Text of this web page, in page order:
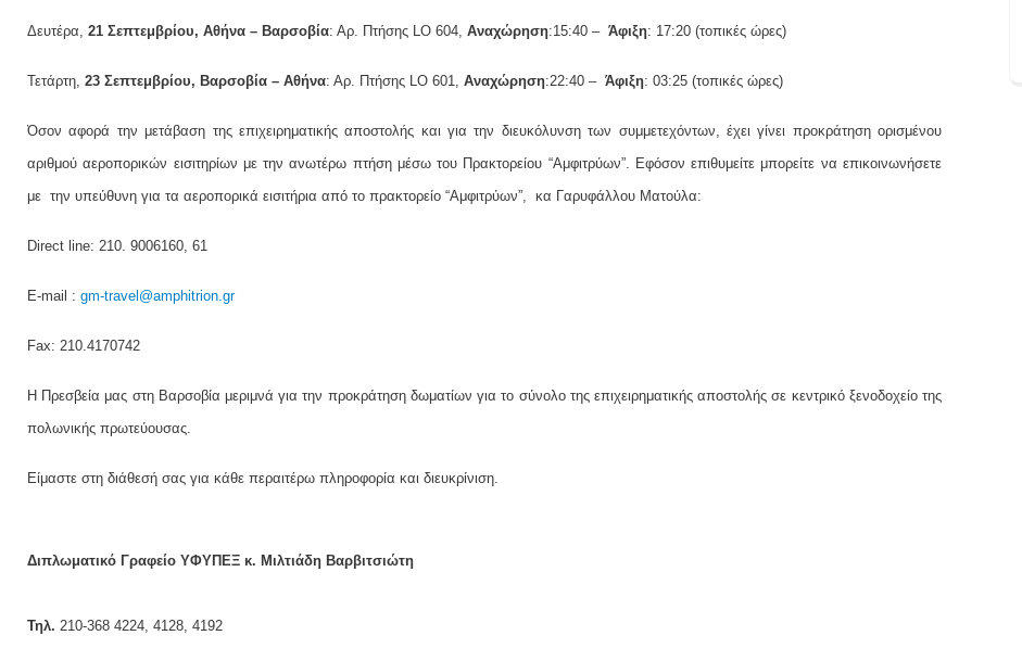
Δευτέρα, 21 Σεπτεμβρίου, Aθήνα – Βαρσοβία: Αρ. Πτήσης LO 604, Αναχώρηση:15:40 – Άφιξη: 17:20 (τοπικές ώρες)
Τετάρτη, 23 Σεπτεμβρίου, Βαρσοβία – Αθήνα: Αρ. Πτήσης LO 601, Αναχώρηση:22:40 – Άφιξη: 03:25 (τοπικές ώρες)
Όσον αφορά την μετάβαση της επιχειρηματικής αποστολής και για την διευκόλυνση των συμμετεχόντων, έχει γίνει προκράτηση ορισμένου
αριθμού αεροπορικών εισιτηρίων με την ανωτέρω πτήση μέσω του Πρακτορείου “Αμφιτρύων”. Εφόσον επιθυμείτε μπορείτε να επικοινωνήσετε
με την υπεύθυνη για τα αεροπορικά εισιτήρια από το πρακτορείο “Αμφιτρύων”, κα Γαρυφάλλου Ματούλα:
Direct line: 210. 9006160, 61
Ε-mail : gm-travel@amphitrion.gr
Fax: 210.4170742
Η Πρεσβεία μας στη Βαρσοβία μεριμνά για την προκράτηση δωματίων για το σύνολο της επιχειρηματικής αποστολής σε κεντρικό ξενοδοχείο της
πολωνικής πρωτεύουσας.
Είμαστε στη διάθεσή σας για κάθε περαιτέρω πληροφορία και διευκρίνιση.
Διπλωματικό Γραφείο ΥΦΥΠΕΞ κ. Μιλτιάδη Βαρβιτσιώτη
Τηλ. 210-368 4224, 4128, 4192